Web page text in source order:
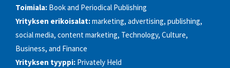
Toimiala: Book and Periodical Publishing
Yrityksen erikoisalat:marketing, advertising, publishing,
social media, content marketing, Technology, Culture,
Business, and Finance
Yrityksen tyyppi: Privately Held